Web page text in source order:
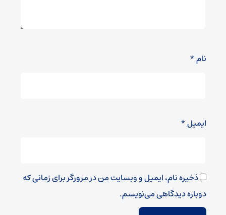
نام*
ایمیل*
ذخیره نام، ایمیل و وبسایت من در مرورگر برای زمانی که
دوباره دیدگاهی می‌نویسم.